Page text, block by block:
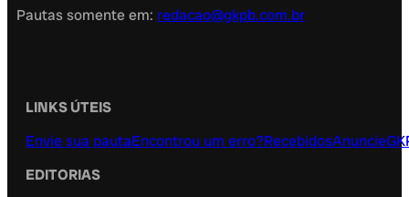
Pautas somente em: redacao@gkpb.com.br
LINKS ÚTEIS
Envie sua pautaEncontrou um erro?RecebidosAnuncie
EDITORIAS